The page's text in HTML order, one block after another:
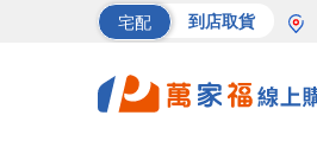
宅配 到店取貨